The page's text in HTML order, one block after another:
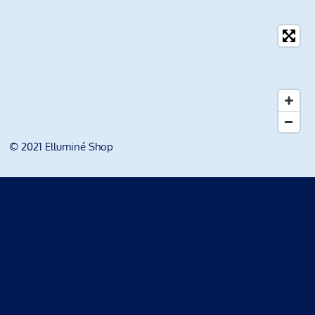
© 2021 Elluminé Shop